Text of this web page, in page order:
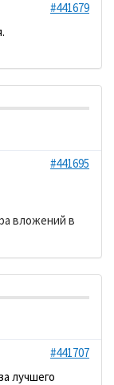
#441679
#441695
вложений в
#441707
лучшего